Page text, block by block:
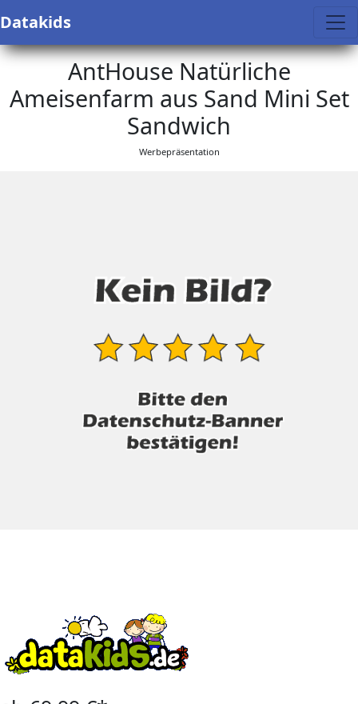
Datakids
AntHouse Natürliche
Ameisenfarm aus Sand Mini Set
Sandwich
Werbepräsentation